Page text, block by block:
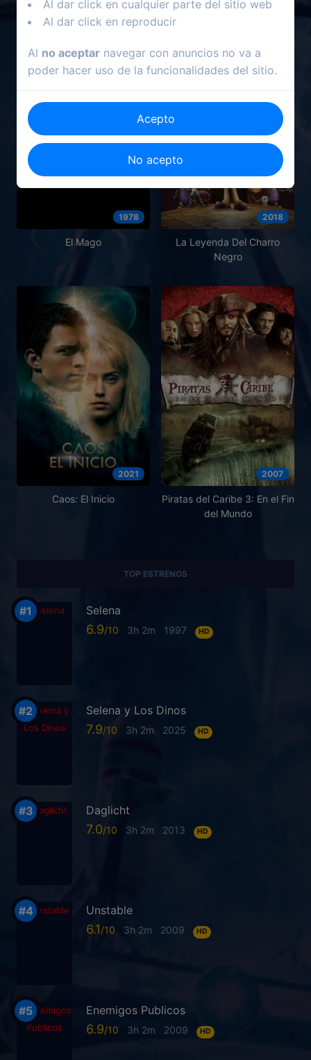
1978
El Mago
2018
La Leyenda Del Charro
Negro
2021
Caos: El Inicio
2007
Piratas del Caribe 3: En el Fin
del Mundo
TOP ESTRENOS
Selena
6.9 3h 2m 1997 HD
Selena y Los Dinos
7.9 3h 2m 2025 HD
Daglicht
7.0 3h 2m 2013 HD
Unstable
6.1 3h 2m 2009 HD
Enemigos Publicos
6.9 3h 2m 2009 HD
Al dar click en cualquier parte del sitio web
Al dar click en reproducir
Al no aceptar navegar con anuncios no va a
poder hacer uso de la funcionalidades del sitio.
Acepto
No acepto